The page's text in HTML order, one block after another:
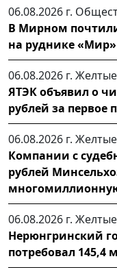
06.08.2026 г.
В Мирном
на руднике «Мир»
06.08.2026 г.
ЯТЭК объявил о
рублей за первое
06.08.2026 г.
Компании с
рублей
06.08.2026 г.
Нерюнгринский
потребовал